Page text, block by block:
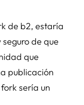
de b2, estaría
de que
que
publicación
sería un